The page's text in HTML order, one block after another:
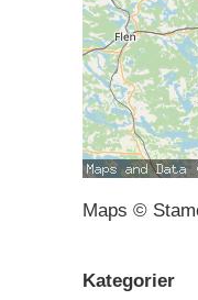
Maps ©
Kategorier